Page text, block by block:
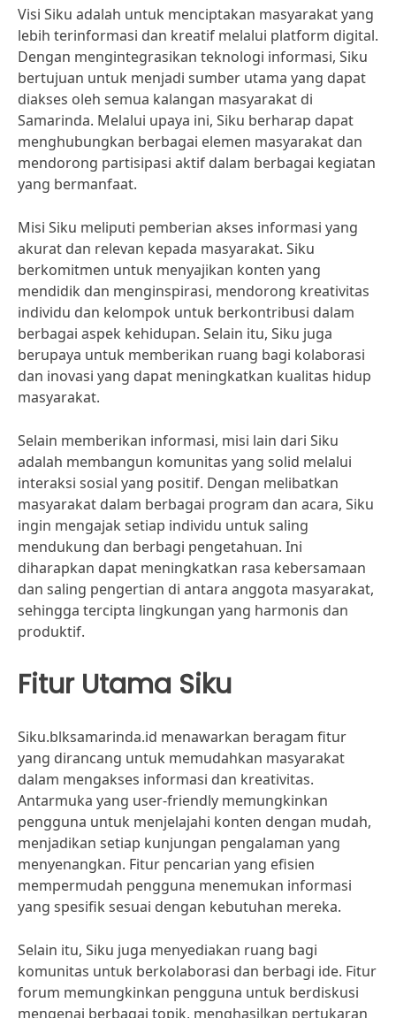
Visi Siku adalah untuk menciptakan masyarakat yang
lebih terinformasi dan kreatif melalui platform digital.
Dengan mengintegrasikan teknologi informasi, Siku
bertujuan untuk menjadi sumber utama yang dapat
diakses oleh semua kalangan masyarakat di
Samarinda. Melalui upaya ini, Siku berharap dapat
menghubungkan berbagai elemen masyarakat dan
mendorong partisipasi aktif dalam berbagai kegiatan
yang bermanfaat.
Misi Siku meliputi pemberian akses informasi yang
akurat dan relevan kepada masyarakat. Siku
berkomitmen untuk menyajikan konten yang
mendidik dan menginspirasi, mendorong kreativitas
individu dan kelompok untuk berkontribusi dalam
berbagai aspek kehidupan. Selain itu, Siku juga
berupaya untuk memberikan ruang bagi kolaborasi
dan inovasi yang dapat meningkatkan kualitas hidup
masyarakat.
Selain memberikan informasi, misi lain dari Siku
adalah membangun komunitas yang solid melalui
interaksi sosial yang positif. Dengan melibatkan
masyarakat dalam berbagai program dan acara, Siku
ingin mengajak setiap individu untuk saling
mendukung dan berbagi pengetahuan. Ini
diharapkan dapat meningkatkan rasa kebersamaan
dan saling pengertian di antara anggota masyarakat,
sehingga tercipta lingkungan yang harmonis dan
produktif.
Fitur Utama Siku
Siku.blksamarinda.id menawarkan beragam fitur
yang dirancang untuk memudahkan masyarakat
dalam mengakses informasi dan kreativitas.
Antarmuka yang user-friendly memungkinkan
pengguna untuk menjelajahi konten dengan mudah,
menjadikan setiap kunjungan pengalaman yang
menyenangkan. Fitur pencarian yang efisien
mempermudah pengguna menemukan informasi
yang spesifik sesuai dengan kebutuhan mereka.
Selain itu, Siku juga menyediakan ruang bagi
komunitas untuk berkolaborasi dan berbagi ide. Fitur
forum memungkinkan pengguna untuk berdiskusi
mengenai berbagai topik, menghasilkan pertukaran